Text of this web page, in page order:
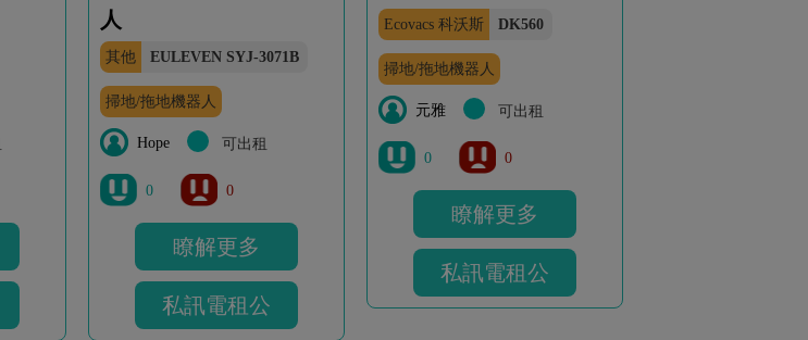
人
其他 EULEVEN SYJ-3071B
掃地/拖地機器人
Hope 可出租
0 0
瞭解更多
私訊電租公
Ecovacs 科沃斯 DK560
掃地/拖地機器人
元雅 可出租
0 0
瞭解更多
私訊電租公